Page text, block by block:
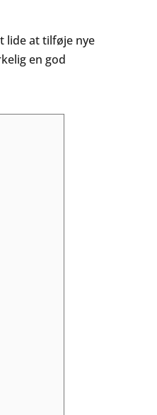
lide at tilføje nye
en god